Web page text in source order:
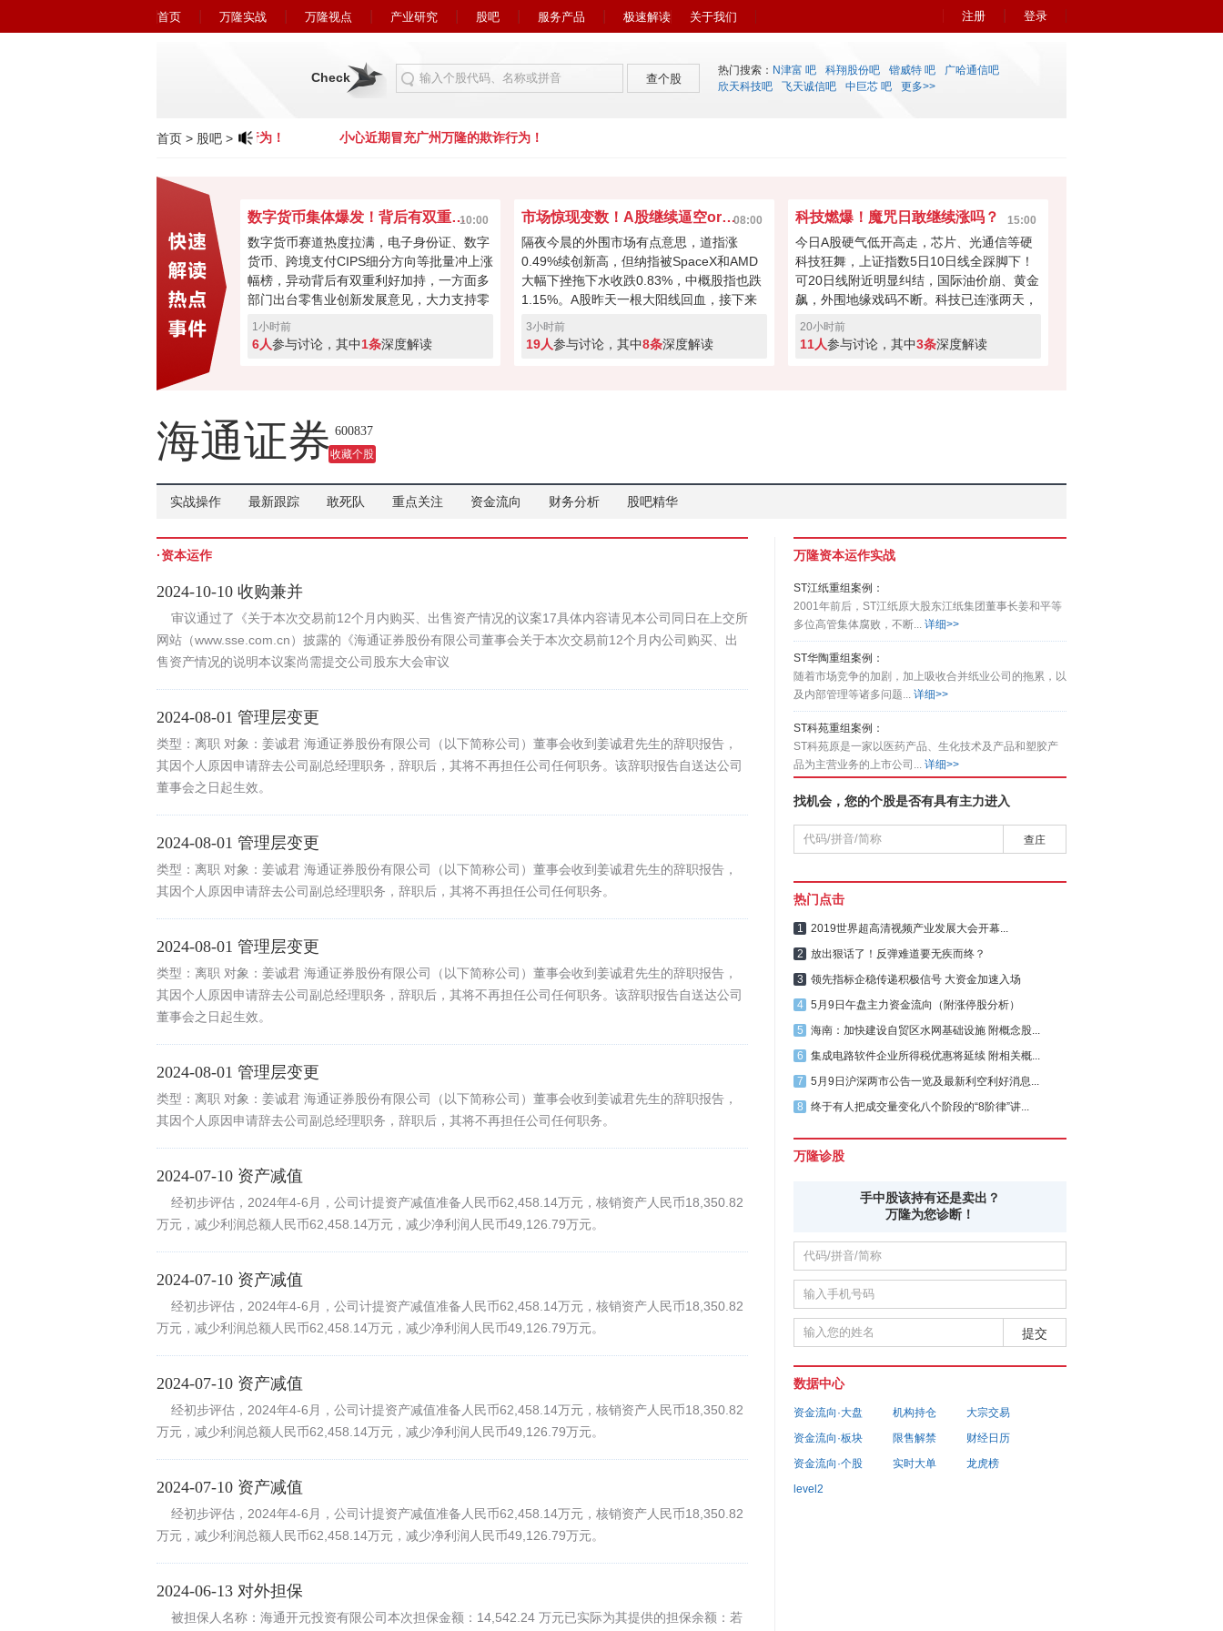
注册 登录
首页 万隆实战 万隆视点 产业研究 股吧 服务产品 极速解读 关于我们
Check 查个股
热门搜索： N津富 吧 科翔股份吧 锴威特 吧
广哈通信吧
欣天科技吧
飞天诚信吧 中巨芯 吧 更多>>
首页 > 股吧 >
小心近期冒充广州万隆的欺诈行为！ 小心近期冒充广州万隆的欺诈行为！
数字货币集体爆发！背后有双重利好加持？10:00
数字货币赛道热度拉满，电子身份证、数字
货币、跨境支付CIPS细分方向等批量冲上涨
幅榜，异动背后有双重利好加持，一方面多
部门出台零售业创新发展意见，大力支持零
售行业数字化改造；另一方面非洲首个人民
币联合清算行正式落地，CIPS 跨境交易迎
1小时前
6人参与讨论，其中1条深度解读
市场惊现变数！A股继续逼空or回踩？08:00
隔夜今晨的外围市场有点意思，道指涨
0.49%续创新高，但纳指被SpaceX和AMD
大幅下挫拖下水收跌0.83%，中概股指也跌
1.15%。A股昨天一根大阳线回血，接下来
将要面对3943和3995两个缺口压力位！加
上中美科技摩擦升级（逆变器+先进机器人
3小时前
19人参与讨论，其中8条深度解读
科技燃爆！魔咒日敢继续涨吗？ 15:00
今日A股硬气低开高走，芯片、光通信等硬
科技狂舞，上证指数5日10日线全踩脚下！
可20日线附近明显纠结，国际油价崩、黄金
飙，外围地缘戏码不断。科技已连涨两天，
明天是周四魔咒日+连续两日大涨的获利盘
虎视眈眈——你是大胆加仓博高举高打，还
20小时前
11人参与讨论，其中3条深度解读
海通证券 600837
收藏个股
实战操作 最新跟踪 敢死队 重点关注 资金流向 财务分析 股吧精华
·资本运作
2024-10-10 收购兼并
审议通过了《关于本次交易前12个月内购买、出售资产情况的议案17具体内容请见本公司同日在上交所
网站（www.sse.com.cn）披露的《海通证券股份有限公司董事会关于本次交易前12个月内公司购买、出
售资产情况的说明本议案尚需提交公司股东大会审议
2024-08-01 管理层变更
类型：离职 对象：姜诚君 海通证券股份有限公司（以下简称公司）董事会收到姜诚君先生的辞职报告，
其因个人原因申请辞去公司副总经理职务，辞职后，其将不再担任公司任何职务。该辞职报告自送达公司
董事会之日起生效。
2024-08-01 管理层变更
类型：离职 对象：姜诚君 海通证券股份有限公司（以下简称公司）董事会收到姜诚君先生的辞职报告，
其因个人原因申请辞去公司副总经理职务，辞职后，其将不再担任公司任何职务。
2024-08-01 管理层变更
类型：离职 对象：姜诚君 海通证券股份有限公司（以下简称公司）董事会收到姜诚君先生的辞职报告，
其因个人原因申请辞去公司副总经理职务，辞职后，其将不再担任公司任何职务。该辞职报告自送达公司
董事会之日起生效。
2024-08-01 管理层变更
类型：离职 对象：姜诚君 海通证券股份有限公司（以下简称公司）董事会收到姜诚君先生的辞职报告，
其因个人原因申请辞去公司副总经理职务，辞职后，其将不再担任公司任何职务。
2024-07-10 资产减值
经初步评估，2024年4-6月，公司计提资产减值准备人民币62,458.14万元，核销资产人民币18,350.82
万元，减少利润总额人民币62,458.14万元，减少净利润人民币49,126.79万元。
2024-07-10 资产减值
经初步评估，2024年4-6月，公司计提资产减值准备人民币62,458.14万元，核销资产人民币18,350.82
万元，减少利润总额人民币62,458.14万元，减少净利润人民币49,126.79万元。
2024-07-10 资产减值
经初步评估，2024年4-6月，公司计提资产减值准备人民币62,458.14万元，核销资产人民币18,350.82
万元，减少利润总额人民币62,458.14万元，减少净利润人民币49,126.79万元。
2024-07-10 资产减值
经初步评估，2024年4-6月，公司计提资产减值准备人民币62,458.14万元，核销资产人民币18,350.82
万元，减少利润总额人民币62,458.14万元，减少净利润人民币49,126.79万元。
2024-06-13 对外担保
被担保人名称：海通开元投资有限公司本次担保金额：14,542.24 万元已实际为其提供的担保余额：若
万隆资本运作实战
ST江纸重组案例：
2001年前后，ST江纸原大股东江纸集团董事长姜和平等
多位高管集体腐败，不断... 详细>>
ST华陶重组案例：
随着市场竞争的加剧，加上吸收合并纸业公司的拖累，以
及内部管理等诸多问题... 详细>>
ST科苑重组案例：
ST科苑原是一家以医药产品、生化技术及产品和塑胶产
品为主营业务的上市公司... 详细>>
找机会，您的个股是否有具有主力进入
查庄
热门点击
1
2019世界超高清视频产业发展大会开幕...
2
放出狠话了！反弹难道要无疾而终？
3
领先指标企稳传递积极信号 大资金加速入场
4
5月9日午盘主力资金流向（附涨停股分析）
5
海南：加快建设自贸区水网基础设施 附概念股...
6
集成电路软件企业所得税优惠将延续 附相关概...
7
5月9日沪深两市公告一览及最新利空利好消息...
8
终于有人把成交量变化八个阶段的“8阶律”讲...
万隆诊股
手中股该持有还是卖出？
万隆为您诊断！
数据中心
资金流向·大盘 机构持仓
大宗交易
资金流向·板块
限售解禁
财经日历
资金流向·个股
实时大单
龙虎榜
level2